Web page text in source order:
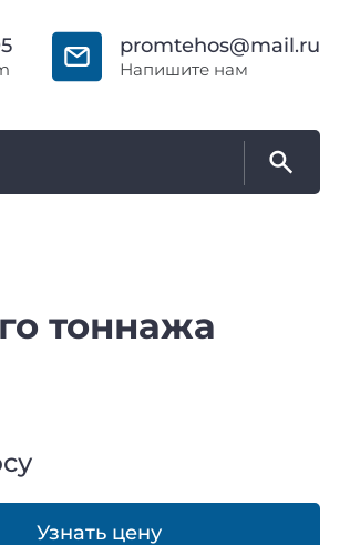
promtehos@mail.ru
Напишите нам
тоннажа
Узнать цену